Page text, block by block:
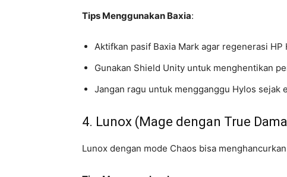
Tips Menggunakan Baxia:
Aktifkan pasif Baxia Mark agar regenerasi HP
Gunakan Shield Unity untuk menghentikan
Jangan ragu untuk mengganggu Hylos sejak
4. Lunox (Mage dengan True
Lunox dengan mode Chaos bisa